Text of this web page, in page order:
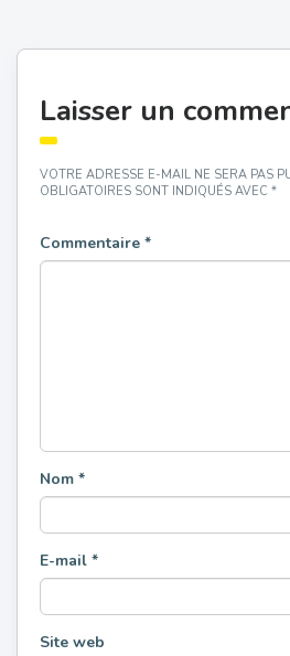
Laisser un
VOTRE ADRESSE E-MAIL NE SERA PAS
OBLIGATOIRES SONT INDIQUÉS AVEC *
Commentaire *
Nom *
E-mail *
Site web